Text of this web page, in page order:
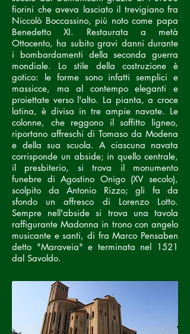
fiorini che aveva lasciato il trevigiano fra
Niccolò Boccassino, più noto come papa
Benedetto XI. Restaurata a metà
Ottocento, ha subito gravi danni durante
i bombardamenti della seconda guerra
mondiale. Lo stile della costruzione è
gotico: le forme sono infatti semplici e
massicce, ma al contempo eleganti e
proiettate verso l'alto. La pianta, a croce
latina, è divisa in tre ampie navate. Le
colonne, che reggono il soffitto ligneo,
riportano affreschi di Tomaso da Modena
e della sua scuola. A ciascuna navata
corrisponde un abside; in quello centrale,
il presbiterio, si trova il monumento
funebre di Agostino Onigo (XV secolo),
scolpito da Antonio Rizzo; gli fa da
sfondo un affresco di Lorenzo Lotto.
Sempre nell'abside si trova una tavola
raffigurante Madonna in trono con angelo
musicante e santi, di fra Marco Pensaben
detto "Maraveia" e terminata nel 1521
dal Savoldo.